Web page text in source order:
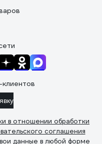
в отношении обработки
соглашения
данные в любой форме